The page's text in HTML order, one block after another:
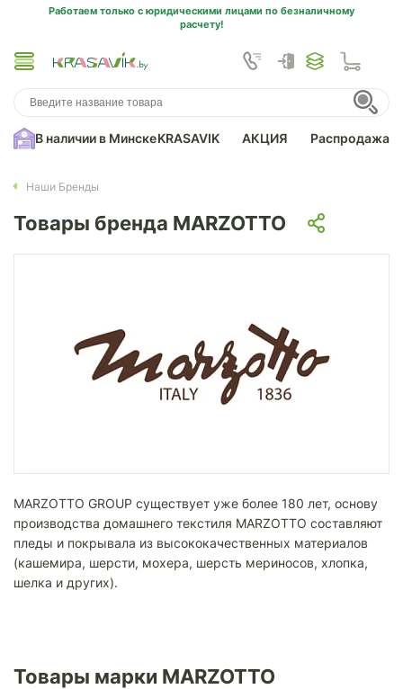
Работаем только с юридическими лицами по безналичному
расчету!
В наличии в МинскеKRASAVIK АКЦИЯ Распродажа
Наши Бренды
Товары бренда MARZOTTO
MARZOTTO GROUP существует уже более 180 лет, основу
производства домашнего текстиля MARZOTTO составляют
пледы и покрывала из высококачественных материалов
(кашемира, шерсти, мохера, шерсть мериносов, хлопка,
шелка и других).
Товары марки MARZOTTO